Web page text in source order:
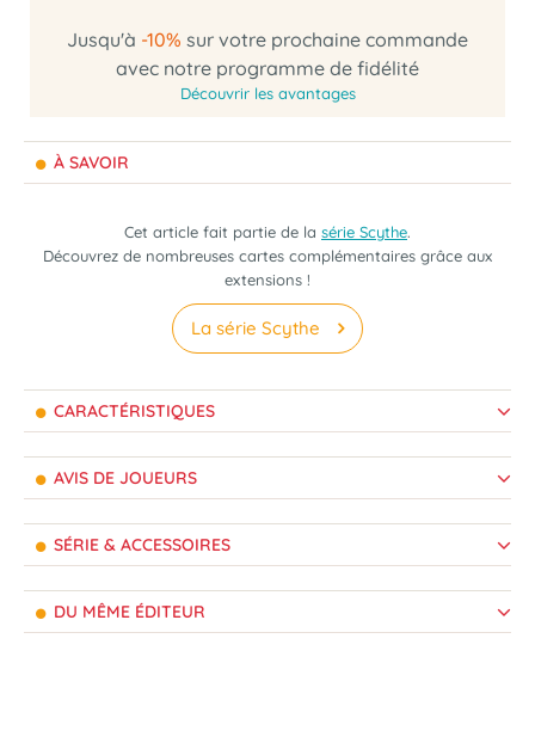
Jusqu'à -10% sur votre prochaine commande
avec notre programme de fidélité
Découvrir les avantages
À SAVOIR
Cet article fait partie de la série Scythe.
Découvrez de nombreuses cartes complémentaires grâce aux
extensions !
La série Scythe
CARACTÉRISTIQUES
AVIS DE JOUEURS
SÉRIE & ACCESSOIRES
DU MÊME ÉDITEUR